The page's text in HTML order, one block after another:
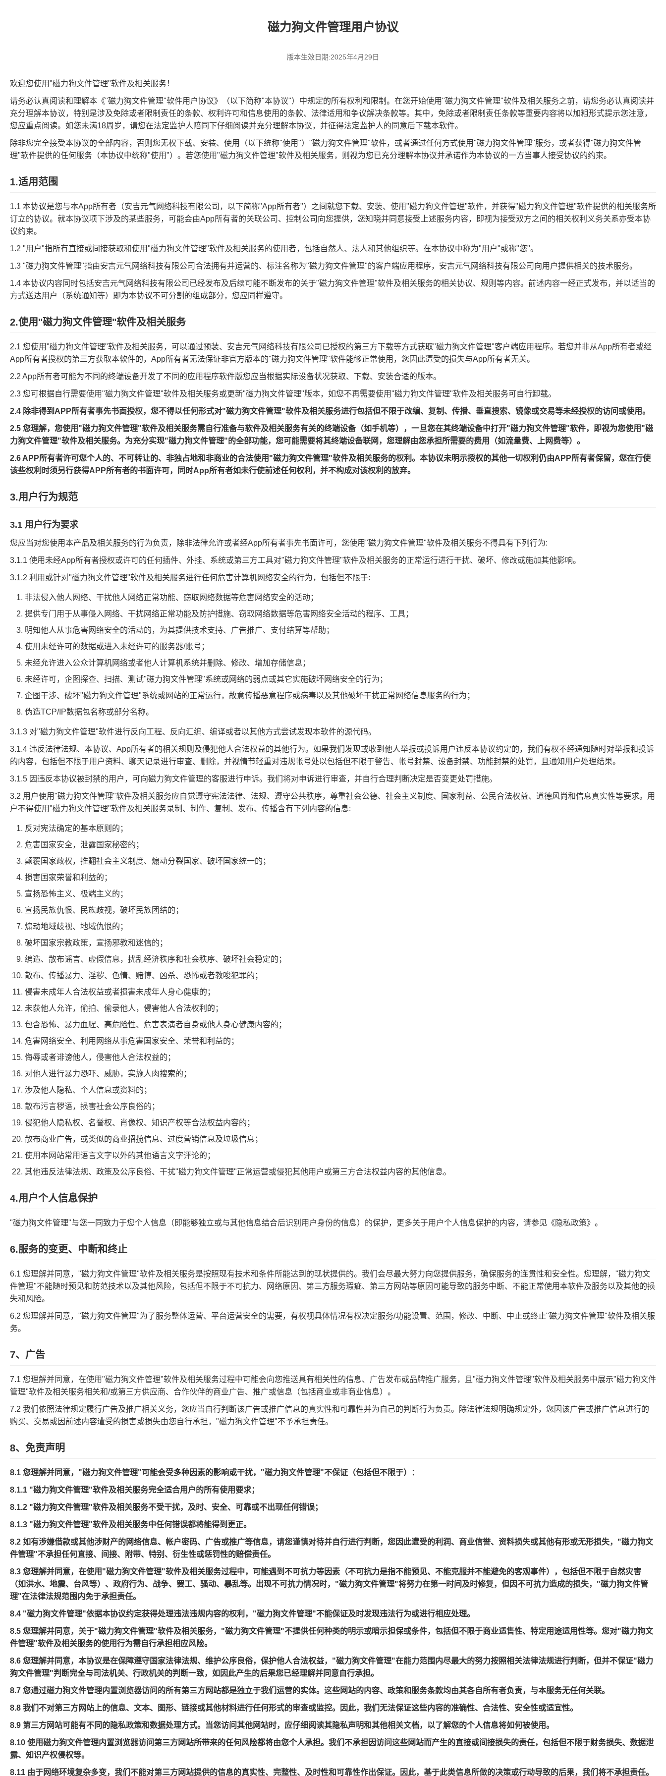
磁力狗文件管理用户协议
版本生效日期:2025年4月29日
欢迎您使用"磁力狗文件管理"软件及相关服务！
请务必认真阅读和理解本《"磁力狗文件管理"软件用户协议》（以下简称"本协议"）中规定的所有权利和限制。在您开始使用"磁力狗文件管理"软件及相关服务之前，请您务必认真阅读并
充分理解本协议，特别是涉及免除或者限制责任的条款、权利许可和信息使用的条款、法律适用和争议解决条款等。其中，免除或者限制责任条款等重要内容将以加粗形式提示您注意，
您应重点阅读。如您未满18周岁，请您在法定监护人陪同下仔细阅读并充分理解本协议，并征得法定监护人的同意后下载本软件。
除非您完全接受本协议的全部内容，否则您无权下载、安装、使用（以下统称"使用"）"磁力狗文件管理"软件，或者通过任何方式使用"磁力狗文件管理"服务，或者获得"磁力狗文件管
理"软件提供的任何服务（本协议中统称"使用"）。若您使用"磁力狗文件管理"软件及相关服务，则视为您已充分理解本协议并承诺作为本协议的一方当事人接受协议的约束。
1.适用范围
1.1 本协议是您与本App所有者（安吉元气网络科技有限公司，以下简称"App所有者"）之间就您下载、安装、使用"磁力狗文件管理"软件，并获得"磁力狗文件管理"软件提供的相关服务所
订立的协议。就本协议项下涉及的某些服务，可能会由App所有者的关联公司、控制公司向您提供，您知晓并同意接受上述服务内容，即视为接受双方之间的相关权利义务关系亦受本协
议约束。
1.2 "用户"指所有直接或间接获取和使用"磁力狗文件管理"软件及相关服务的使用者，包括自然人、法人和其他组织等。在本协议中称为"用户"或称"您"。
1.3 "磁力狗文件管理"指由安吉元气网络科技有限公司合法拥有并运营的、标注名称为"磁力狗文件管理"的客户端应用程序，安吉元气网络科技有限公司向用户提供相关的技术服务。
1.4 本协议内容同时包括安吉元气网络科技有限公司已经发布及后续可能不断发布的关于"磁力狗文件管理"软件及相关服务的相关协议、规则等内容。前述内容一经正式发布，并以适当的
方式送达用户（系统通知等）即为本协议不可分割的组成部分，您应同样遵守。
2.使用"磁力狗文件管理"软件及相关服务
2.1 您使用"磁力狗文件管理"软件及相关服务，可以通过预装、安吉元气网络科技有限公司已授权的第三方下载等方式获取"磁力狗文件管理"客户端应用程序。若您并非从App所有者或经
App所有者授权的第三方获取本软件的，App所有者无法保证非官方版本的"磁力狗文件管理"软件能够正常使用，您因此遭受的损失与App所有者无关。
2.2 App所有者可能为不同的终端设备开发了不同的应用程序软件版您应当根据实际设备状况获取、下载、安装合适的版本。
2.3 您可根据自行需要使用"磁力狗文件管理"软件及相关服务或更新"磁力狗文件管理"版本，如您不再需要使用"磁力狗文件管理"软件及相关服务可自行卸载。
2.4 除非得到APP所有者事先书面授权，您不得以任何形式对"磁力狗文件管理"软件及相关服务进行包括但不限于改编、复制、传播、垂直搜索、镜像或交易等未经授权的访问或使用。
2.5 您理解，您使用"磁力狗文件管理"软件及相关服务需自行准备与软件及相关服务有关的终端设备（如手机等），一旦您在其终端设备中打开"磁力狗文件管理"软件，即视为您使用"磁
力狗文件管理"软件及相关服务。为充分实现"磁力狗文件管理"的全部功能，您可能需要将其终端设备联网，您理解由您承担所需要的费用（如流量费、上网费等）。
2.6 APP所有者许可您个人的、不可转让的、非独占地和非商业的合法使用"磁力狗文件管理"软件及相关服务的权利。本协议未明示授权的其他一切权利仍由APP所有者保留，您在行使
该些权利时须另行获得APP所有者的书面许可，同时App所有者如未行使前述任何权利，并不构成对该权利的放弃。
3.用户行为规范
3.1 用户行为要求
您应当对您使用本产品及相关服务的行为负责，除非法律允许或者经App所有者事先书面许可，您使用"磁力狗文件管理"软件及相关服务不得具有下列行为:
3.1.1 使用未经App所有者授权或许可的任何插件、外挂、系统或第三方工具对"磁力狗文件管理"软件及相关服务的正常运行进行干扰、破坏、修改或施加其他影响。
3.1.2 利用或针对"磁力狗文件管理"软件及相关服务进行任何危害计算机网络安全的行为，包括但不限于:
非法侵入他人网络、干扰他人网络正常功能、窃取网络数据等危害网络安全的活动；
提供专门用于从事侵入网络、干扰网络正常功能及防护措施、窃取网络数据等危害网络安全活动的程序、工具；
明知他人从事危害网络安全的活动的，为其提供技术支持、广告推广、支付结算等帮助；
使用未经许可的数据或进入未经许可的服务器/账号；
未经允许进入公众计算机网络或者他人计算机系统并删除、修改、增加存储信息；
未经许可，企图探查、扫描、测试"磁力狗文件管理"系统或网络的弱点或其它实施破坏网络安全的行为；
企图干涉、破坏"磁力狗文件管理"系统或网站的正常运行，故意传播恶意程序或病毒以及其他破坏干扰正常网络信息服务的行为；
伪造TCP/IP数据包名称或部分名称。
3.1.3 对"磁力狗文件管理"软件进行反向工程、反向汇编、编译或者以其他方式尝试发现本软件的源代码。
3.1.4 违反法律法规、本协议、App所有者的相关规则及侵犯他人合法权益的其他行为。如果我们发现或收到他人举报或投诉用户违反本协议约定的，我们有权不经通知随时对举报和投诉
的内容，包括但不限于用户资料、聊天记录进行审查、删除，并视情节轻重对违规帐号处以包括但不限于警告、帐号封禁、设备封禁、功能封禁的处罚，且通知用户处理结果。
3.1.5 因违反本协议被封禁的用户，可向磁力狗文件管理的客服进行申诉。我们将对申诉进行审查，并自行合理判断决定是否变更处罚措施。
3.2 用户使用"磁力狗文件管理"软件及相关服务应自觉遵守宪法法律、法规、遵守公共秩序，尊重社会公德、社会主义制度、国家利益、公民合法权益、道德风尚和信息真实性等要求。用
户不得使用"磁力狗文件管理"软件及相关服务录制、制作、复制、发布、传播含有下列内容的信息:
反对宪法确定的基本原则的；
危害国家安全，泄露国家秘密的；
颠覆国家政权，推翻社会主义制度、煽动分裂国家、破坏国家统一的；
损害国家荣誉和利益的；
宣扬恐怖主义、极端主义的；
宣扬民族仇恨、民族歧视，破坏民族团结的；
煽动地域歧视、地域仇恨的；
破坏国家宗教政策，宣扬邪教和迷信的；
编造、散布谣言、虚假信息，扰乱经济秩序和社会秩序、破坏社会稳定的；
散布、传播暴力、淫秽、色情、赌博、凶杀、恐怖或者教唆犯罪的；
侵害未成年人合法权益或者损害未成年人身心健康的；
未获他人允许，偷拍、偷录他人，侵害他人合法权利的；
包含恐怖、暴力血腥、高危险性、危害表演者自身或他人身心健康内容的；
危害网络安全、利用网络从事危害国家安全、荣誉和利益的；
侮辱或者诽谤他人，侵害他人合法权益的；
对他人进行暴力恐吓、威胁，实施人肉搜索的；
涉及他人隐私、个人信息或资料的；
散布污言秽语，损害社会公序良俗的；
侵犯他人隐私权、名誉权、肖像权、知识产权等合法权益内容的；
散布商业广告，或类似的商业招揽信息、过度营销信息及垃圾信息；
使用本网站常用语言文字以外的其他语言文字评论的；
其他违反法律法规、政策及公序良俗、干扰"磁力狗文件管理"正常运营或侵犯其他用户或第三方合法权益内容的其他信息。
4.用户个人信息保护
"磁力狗文件管理"与您一同致力于您个人信息（即能够独立或与其他信息结合后识别用户身份的信息）的保护，更多关于用户个人信息保护的内容，请参见《隐私政策》。
6.服务的变更、中断和终止
6.1 您理解并同意，"磁力狗文件管理"软件及相关服务是按照现有技术和条件所能达到的现状提供的。我们会尽最大努力向您提供服务，确保服务的连贯性和安全性。您理解，"磁力狗文
件管理"不能随时预见和防范技术以及其他风险，包括但不限于不可抗力、网络原因、第三方服务瑕疵、第三方网站等原因可能导致的服务中断、不能正常使用本软件及服务以及其他的损
失和风险。
6.2 您理解并同意，"磁力狗文件管理"为了服务整体运营、平台运营安全的需要，有权视具体情况有权决定服务/功能设置、范围，修改、中断、中止或终止"磁力狗文件管理"软件及相关服
务。
7、广告
7.1 您理解并同意，在使用"磁力狗文件管理"软件及相关服务过程中可能会向您推送具有相关性的信息、广告发布或品牌推广服务，且"磁力狗文件管理"软件及相关服务中展示"磁力狗文件
管理"软件及相关服务相关和/或第三方供应商、合作伙伴的商业广告、推广或信息（包括商业或非商业信息）。
7.2 我们依照法律规定履行广告及推广相关义务，您应当自行判断该广告或推广信息的真实性和可靠性并为自己的判断行为负责。除法律法规明确规定外，您因该广告或推广信息进行的
购买、交易或因前述内容遭受的损害或损失由您自行承担，"磁力狗文件管理"不予承担责任。
8、免责声明
8.1 您理解并同意，"磁力狗文件管理"可能会受多种因素的影响或干扰，"磁力狗文件管理"不保证（包括但不限于）：
8.1.1 "磁力狗文件管理"软件及相关服务完全适合用户的所有使用要求；
8.1.2 "磁力狗文件管理"软件及相关服务不受干扰，及时、安全、可靠或不出现任何错误；
8.1.3 "磁力狗文件管理"软件及相关服务中任何错误都将能得到更正。
8.2 如有涉嫌借款或其他涉财产的网络信息、帐户密码、广告或推广等信息，请您谨慎对待并自行进行判断，您因此遭受的利润、商业信誉、资料损失或其他有形或无形损失，"磁力狗文
件管理"不承担任何直接、间接、附带、特别、衍生性或惩罚性的赔偿责任。
8.3 您理解并同意，在使用"磁力狗文件管理"软件及相关服务过程中，可能遇到不可抗力等因素（不可抗力是指不能预见、不能克服并不能避免的客观事件），包括但不限于自然灾害
（如洪水、地震、台风等）、政府行为、战争、罢工、骚动、暴乱等。出现不可抗力情况时，"磁力狗文件管理"将努力在第一时间及时修复，但因不可抗力造成的损失，"磁力狗文件管
理"在法律法规范围内免于承担责任。
8.4 "磁力狗文件管理"依据本协议约定获得处理违法违规内容的权利，"磁力狗文件管理"不能保证及时发现违法行为或进行相应处理。
8.5 您理解并同意，关于"磁力狗文件管理"软件及相关服务，"磁力狗文件管理"不提供任何种类的明示或暗示担保或条件，包括但不限于商业适售性、特定用途适用性等。您对"磁力狗文
件管理"软件及相关服务的使用行为需自行承担相应风险。
8.6 您理解并同意，本协议是在保障遵守国家法律法规、维护公序良俗，保护他人合法权益，"磁力狗文件管理"在能力范围内尽最大的努力按照相关法律法规进行判断，但并不保证"磁力
狗文件管理"判断完全与司法机关、行政机关的判断一致，如因此产生的后果您已经理解并同意自行承担。
8.7 您通过磁力狗文件管理内置浏览器访问的所有第三方网站都是独立于我们运营的实体。这些网站的内容、政策和服务条款均由其各自所有者负责，与本服务无任何关联。
8.8 我们不对第三方网站上的信息、文本、图形、链接或其他材料进行任何形式的审查或监控。因此，我们无法保证这些内容的准确性、合法性、安全性或适宜性。
8.9 第三方网站可能有不同的隐私政策和数据处理方式。当您访问其他网站时，应仔细阅读其隐私声明和其他相关文档，以了解您的个人信息将如何被使用。
8.10 使用磁力狗文件管理内置浏览器访问第三方网站所带来的任何风险都将由您个人承担。我们不承担因访问这些网站而产生的直接或间接损失的责任，包括但不限于财务损失、数据泄
露、知识产权侵权等。
8.11 由于网络环境复杂多变，我们不能对第三方网站提供的信息的真实性、完整性、及时性和可靠性作出保证。因此，基于此类信息所做的决策或行动导致的后果，我们将不承担责任。